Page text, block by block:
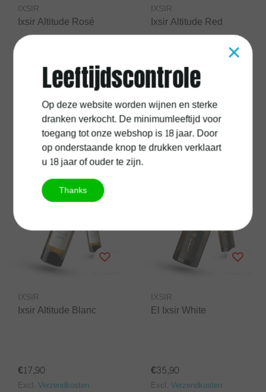
IXSIR
Ixsir Altitude Rosé
IXSIR
Ixsir Altitude Red
€17,90
IXSIR
Ixsir Altitude Blanc
€17,90
Excl. Verzendkosten
IXSIR
El Ixsir White
€35,90
Excl. Verzendkosten
×
Leeftijdscontrole
Op deze website worden wijnen en sterke
dranken verkocht. De minimumleeftijd voor
toegang tot onze webshop is 18 jaar. Door
op onderstaande knop te drukken verklaart
u 18 jaar of ouder te zijn.
Thanks